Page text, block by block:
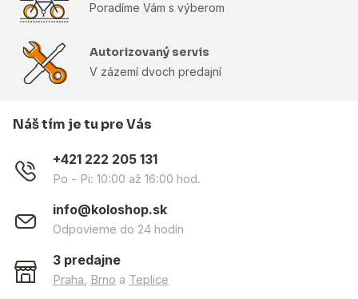
Poradíme Vám s výberom
Autorizovaný servis
V zázemí dvoch predajní
Náš tím je tu pre Vás
+421 222 205 131
Po - Pi: 10:00 až 16:00 hod.
info@koloshop.sk
Odpovieme do 24 hodín
3 predajne
Praha Brno a Teplice